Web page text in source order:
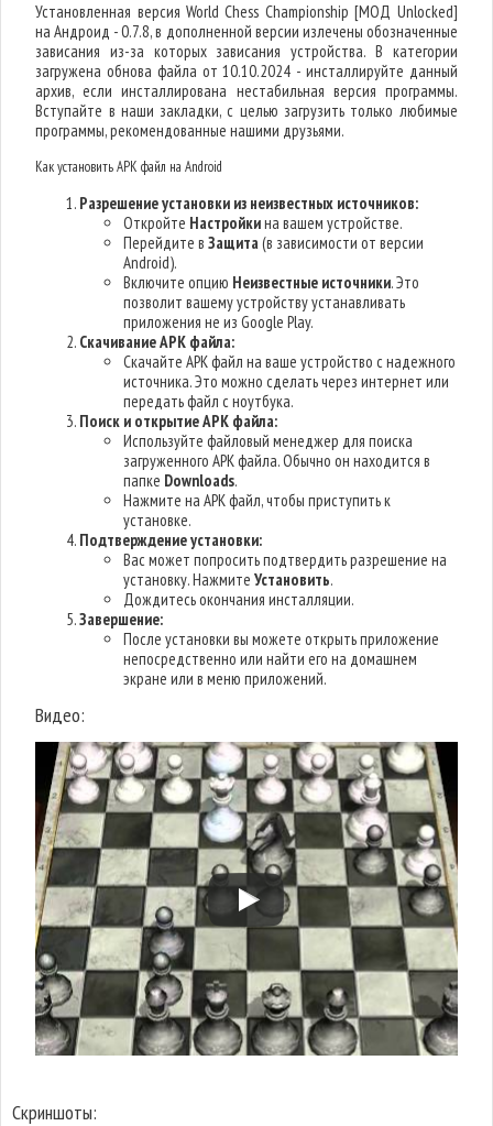
Установленная версия World Chess Championship [МОД Unlocked]
на Андроид - 0.7.8, в дополненной версии излечены обозначенные
зависания из-за которых зависания устройства. В категории
загружена обнова файла от 10.10.2024 - инсталлируйте данный
архив, если инсталлирована нестабильная версия программы.
Вступайте в наши закладки, с целью загрузить только любимые
программы, рекомендованные нашими друзьями.
Как установить APK файл на Android
Разрешение установки из неизвестных источников:
Откройте Настройкина вашем устройстве.
Перейдите вЗащита(в зависимости от версии
Android).
Включите опцию Неизвестные источники. Это
позволит вашему устройству устанавливать
приложения не из Google Play.
Скачивание APK файла:
Скачайте APK файл на ваше устройство с надежного
источника. Это можно сделать через интернет или
передать файл с ноутбука.
Поиск и открытие APK файла:
Используйте файловый менеджер для поиска
загруженного APK файла. Обычно он находится в
папке Downloads.
Нажмите на APK файл, чтобы приступить к
установке.
Подтверждение установки:
Вас может попросить подтвердить разрешение на
установку. НажмитеУстановить.
Дождитесь окончания инсталляции.
Завершение:
После установки вы можете открыть приложение
непосредственно или найти его на домашнем
экране или в меню приложений.
Видео:
Скриншоты: